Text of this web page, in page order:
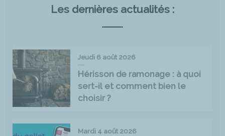
Les dernières actualités :
Jeudi 6 août 2026
Hérisson de ramonage : à quoi
sert-il et comment bien le
choisir ?
Mardi 4 août 2026